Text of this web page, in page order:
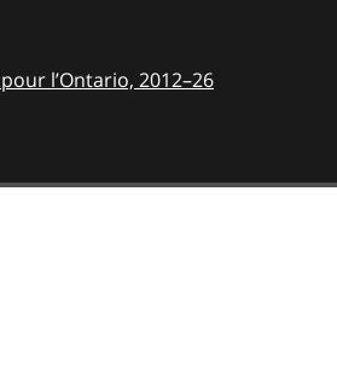
l’Ontario, 2012–26